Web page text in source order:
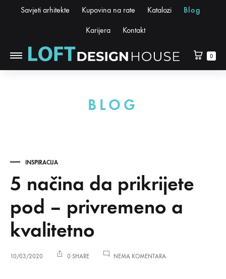
Savjeti arhitekte Kupovina na rate Katalozi Blog
Karijera Kontakt
0
BLOG
INSPIRACIJA
5 načina da prikrijete
pod – privremeno a
kvalitetno
10/03/2020 0 SHARE NEMA KOMENTARANA